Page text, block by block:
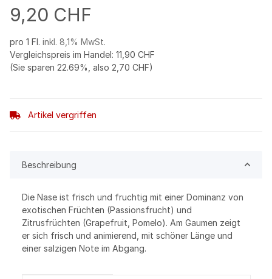
9,20 CHF
pro 1 Fl. inkl. 8,1% MwSt.
Vergleichspreis im Handel: 11,90 CHF
(Sie sparen 22.69% , also 2,70 CHF)
Artikel vergriffen
Beschreibung
Die Nase ist frisch und fruchtig mit einer Dominanz von
exotischen Früchten (Passionsfrucht) und
Zitrusfrüchten (Grapefruit, Pomelo). Am Gaumen zeigt
er sich frisch und animierend, mit schöner Länge und
einer salzigen Note im Abgang.